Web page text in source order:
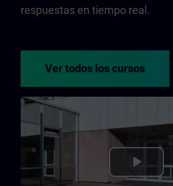
respuestas en tiempo real.
Ver todos los cursos
Play